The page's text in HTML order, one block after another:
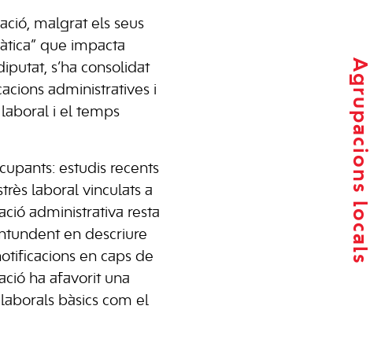
Agrupacions locals
malgrat els seus
que impacta
s’ha consolidat
administratives i
i el temps
estudis recents
laboral vinculats a
administrativa resta
en descriure
en caps de
ha afavorit una
bàsics com el